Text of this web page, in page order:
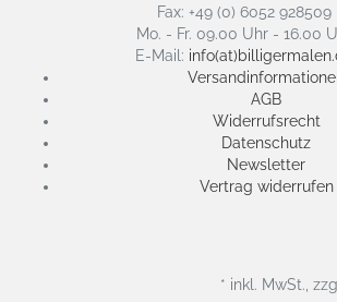
Fax: +49 (0) 6052 928509
Mo. - Fr. 09.00 Uhr - 16.00
E-Mail:
AGB
Widerrufsrecht
Datenschutz
Newsletter
Vertrag widerrufen
* inkl. MwSt.,